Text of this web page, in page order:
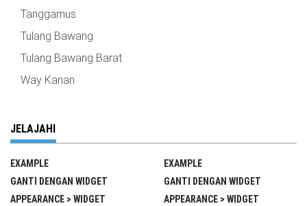
Tanggamus
Tulang Bawang
Tulang Bawang Barat
Way Kanan
JELAJAHI
EXAMPLE
GANTI DENGAN WIDGET
APPEARANCE > WIDGET
EXAMPLE
GANTI DENGAN WIDGET
APPEARANCE > WIDGET